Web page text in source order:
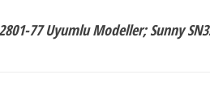
77 Uyumlu Modeller; Sunny